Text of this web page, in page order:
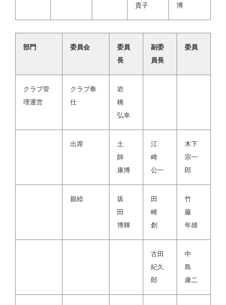
貴子
博
部門 委員会
委員
長
副委
員長
委員
クラブ管
理運営
クラブ奉
仕
岩
橋
弘幸
出席
土
師
康博
江
崎
公一
木下
宗一
郎
親睦
坂
田
博輝
田
崎
創
竹
藤
年雄
古田
紀久
郎
中
島
康二